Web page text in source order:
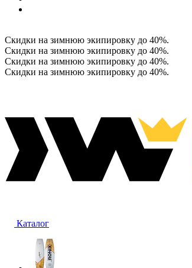
Скидки на зимнюю экипировку до 40%.
Скидки на зимнюю экипировку до 40%.
Скидки на зимнюю экипировку до 40%.
Скидки на зимнюю экипировку до 40%.
Каталог